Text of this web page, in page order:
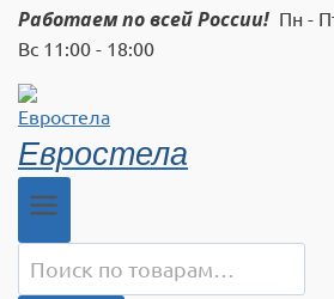
Работаем по всей России! Пн -
Вс 11:00 - 18:00
Евростела